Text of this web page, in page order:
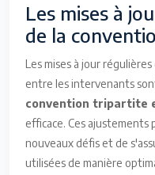
Les mises à
de la
Les mises à jour
entre les intervenants
convention tripartite
efficace. Ces
nouveaux défis et de
utilisées de manière